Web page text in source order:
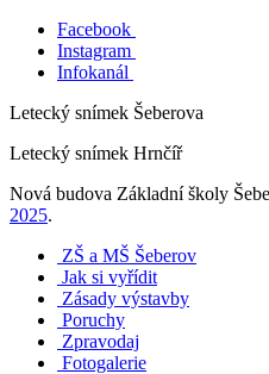
Facebook
Instagram
Infokanál
Letecký snímek Šeberova
Letecký snímek Hrnčíř
Nová budova Základní školy
2025.
ZŠ a MŠ Šeberov
Jak si vyřídit
Zásady výstavby
Poruchy
Zpravodaj
Fotogalerie